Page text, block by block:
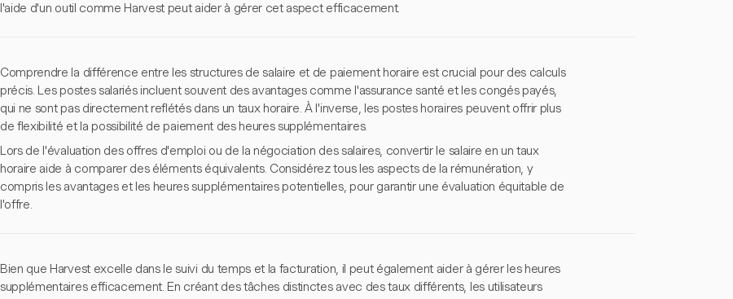
l'aide d'un outil comme Harvest peut aider à gérer cet aspect efficacement.
Comprendre la différence entre les structures de salaire et de paiement horaire est crucial pour des calculs
précis. Les postes salariés incluent souvent des avantages comme l'assurance santé et les congés payés,
qui ne sont pas directement reflétés dans un taux horaire. À l'inverse, les postes horaires peuvent offrir plus
de flexibilité et la possibilité de paiement des heures supplémentaires.
Lors de l'évaluation des offres d'emploi ou de la négociation des salaires, convertir le salaire en un taux
horaire aide à comparer des éléments équivalents. Considérez tous les aspects de la rémunération, y
compris les avantages et les heures supplémentaires potentielles, pour garantir une évaluation équitable de
l'offre.
Bien que Harvest excelle dans le suivi du temps et la facturation, il peut également aider à gérer les heures
supplémentaires efficacement. En créant des tâches distinctes avec des taux différents, les utilisateurs